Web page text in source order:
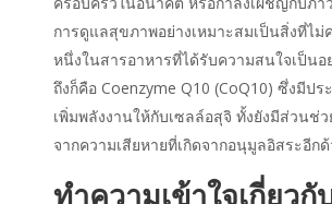
การดูแลสุขภาพอย่างเหมาะสมเป็นสิ่งที่ไม่
หนึ่งในสารอาหารที่ได้รับความสนใจเป็นอ
ถึงก็คือ Coenzyme Q10 (CoQ10) ซึ่งมีปร
เพิ่มพลังงานให้กับเซลล์อสุจิ ทั้งยังมีส่วนช่
จากความเสียหายที่เกิดจากอนุมูลอิสระอีกด้
ทำความเข้าใจเกี่ยวกั